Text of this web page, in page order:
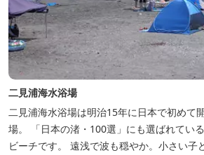
二見浦海水浴場
二見浦海水浴場は明治15年に日本で初めて
場。 「日本の渚・100選」にも選ばれてい
ビーチです。 遠浅で波も穏やか。小さい子